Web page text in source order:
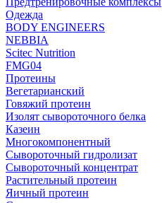
Одежда
BODY ENGINEERS
NEBBIA
Scitec Nutrition
FMG04
Протеины
Вегетарианский
Говяжий протеин
Изолят сывороточного белка
Казеин
Многокомпонентный
Сывороточный гидролизат
Сывороточный концентрат
Растительный протеин
Яичный протеин